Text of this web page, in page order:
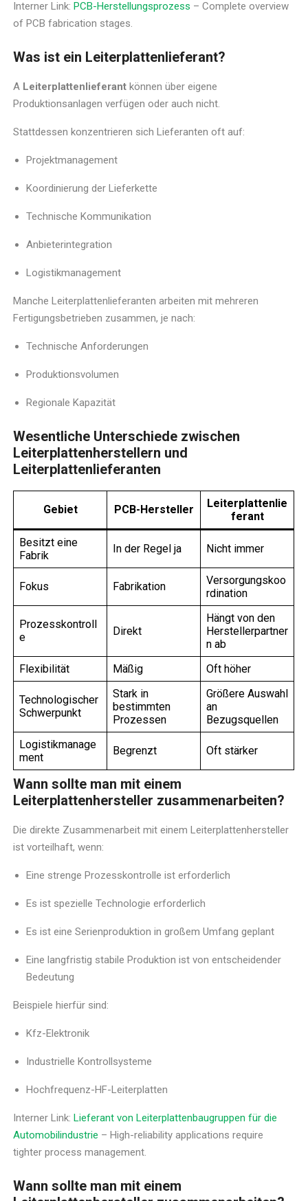
Interner Link:PCB-Herstellungsprozess – Complete overview
of PCB fabrication stages.
Was ist ein Leiterplattenlieferant?
A Leiterplattenlieferant können über eigene
Produktionsanlagen verfügen oder auch nicht.
Stattdessen konzentrieren sich Lieferanten oft auf:
Projektmanagement
Koordinierung der Lieferkette
Technische Kommunikation
Anbieterintegration
Logistikmanagement
Manche Leiterplattenlieferanten arbeiten mit mehreren
Fertigungsbetrieben zusammen, je nach:
Technische Anforderungen
Produktionsvolumen
Regionale Kapazität
Wesentliche Unterschiede zwischen
Leiterplattenherstellern und
Leiterplattenlieferanten
Gebiet PCB-Hersteller
Leiterplattenlie
ferant
Besitzt eine
Fabrik
In der Regel ja Nicht immer
Fokus Fabrikation
Versorgungskoo
rdination
Prozesskontroll
e
Direkt
Hängt von den
Herstellerpartner
n ab
Flexibilität
Mäßig Oft höher
Technologischer
Schwerpunkt
Stark in
bestimmten
Prozessen
Größere Auswahl
an
Bezugsquellen
Logistikmanage
ment
Begrenzt Oft stärker
Wann sollte man mit einem
Leiterplattenhersteller zusammenarbeiten?
Die direkte Zusammenarbeit mit einem Leiterplattenhersteller
ist vorteilhaft, wenn:
Eine strenge Prozesskontrolle ist erforderlich
Es ist spezielle Technologie erforderlich
Es ist eine Serienproduktion in großem Umfang geplant
Eine langfristig stabile Produktion ist von entscheidender
Bedeutung
Beispiele hierfür sind:
Kfz-Elektronik
Industrielle Kontrollsysteme
Hochfrequenz-HF-Leiterplatten
Interner Link:Lieferant von Leiterplattenbaugruppen für die
Automobilindustrie – High-reliability applications require
tighter process management.
Wann sollte man mit einem